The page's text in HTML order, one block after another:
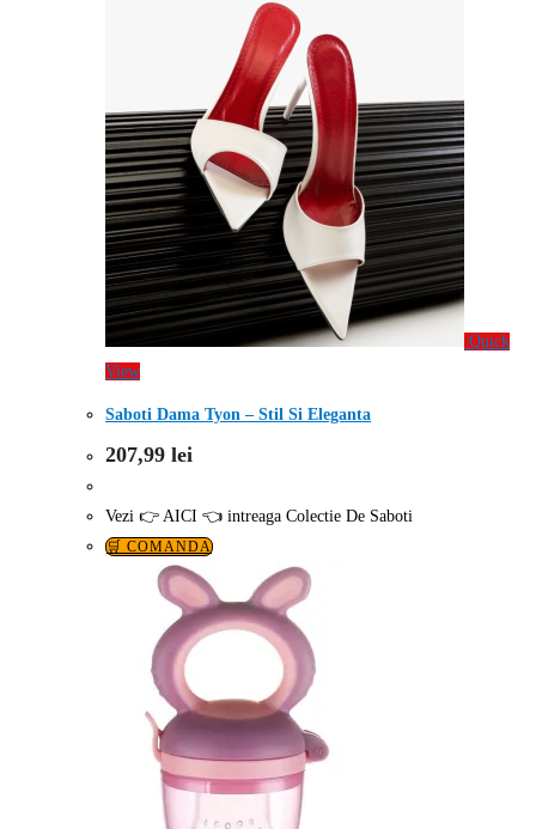
Quick
View
Saboti Dama Tyon – Stil Si Eleganta
207,99 lei
Vezi 👉 AICI 👈 intreaga Colectie De Saboti
🛒 COMANDA